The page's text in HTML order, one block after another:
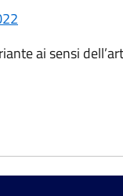
ai sensi